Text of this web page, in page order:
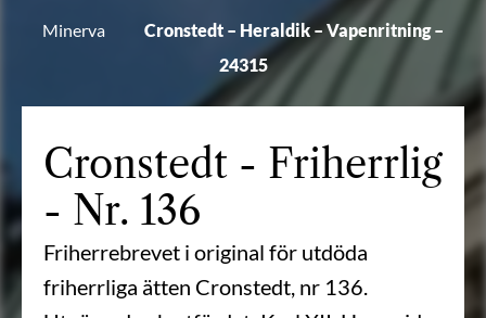
Minerva
Cronstedt – Heraldik – Vapenritning –
24315
Cronstedt - Friherrlig
- Nr. 136
Friherrebrevet i original för utdöda
friherrliga ätten Cronstedt, nr 136.